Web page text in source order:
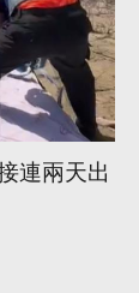
連兩天出